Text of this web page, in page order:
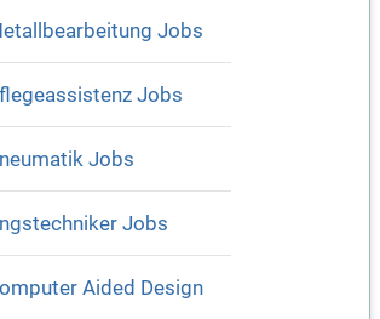
Jobs
Jobs
Jobs
Jobs
Aided Design